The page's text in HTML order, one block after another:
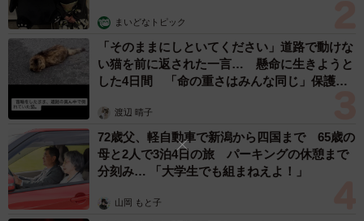
まいどなトピック
「そのままにしといてください」道路で動けな
い猫を前に返された一言… 懸命に生きようと
した4日間 「命の重さはみんな同じ」保護団
渡辺 晴子
72歳父、軽自動車で新潟から四国まで 65歳の
母と2人で3泊4日の旅 パーキングの休憩まで
分刻み… 「大学生でも組まねえよ！」
山岡 もと子